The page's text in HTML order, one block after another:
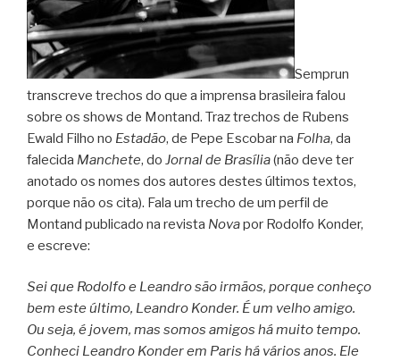
Semprun
transcreve trechos do que a imprensa brasileira falou
sobre os shows de Montand. Traz trechos de Rubens
Ewald Filho no Estadão, de Pepe Escobar na Folha, da
falecida Manchete, do Jornal de Brasília(não deve ter
anotado os nomes dos autores destes últimos textos,
porque não os cita). Fala um trecho de um perfil de
Montand publicado na revista Novapor Rodolfo Konder,
e escreve:
Sei que Rodolfo e Leandro são irmãos, porque conheço
bem este último, Leandro Konder. É um velho amigo.
Ou seja, é jovem, mas somos amigos há muito tempo.
Conheci Leandro Konder em Paris há vários anos. Ele